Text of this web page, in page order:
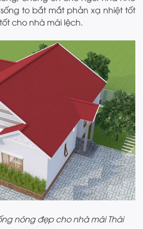
to bắt mắt phản xạ nhiệt tốt
cho nhà mái lệch.
nóng đẹp cho nhà mái Thái